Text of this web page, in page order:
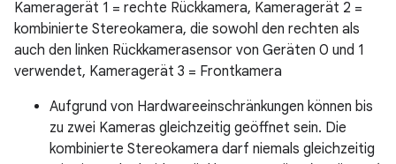
Kameragerät 1 = rechte Rückkamera, Kameragerät 2 =
kombinierte Stereokamera, die sowohl den rechten als
auch den linken Rückkamerasensor von Geräten 0 und 1
verwendet, Kameragerät 3 = Frontkamera
Aufgrund von Hardwareeinschränkungen können bis
zu zwei Kameras gleichzeitig geöffnet sein. Die
kombinierte Stereokamera darf niemals gleichzeitig